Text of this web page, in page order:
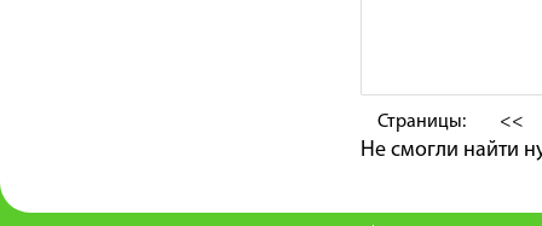
Страницы: <<
Не смогли найти